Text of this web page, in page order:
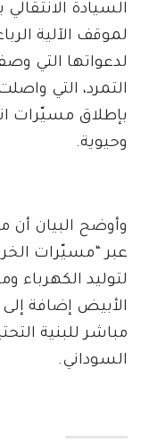
السيادة
لموقف الآلية
لدعواتها التي
التمرد، التي
بإطلاق مسيّرات
وحيوية.
وأوضح البيان أن
عبر “مسيّرات
لتوليد الكهرباء
الأبيض إضافة
مباشر للبنية
السوداني.